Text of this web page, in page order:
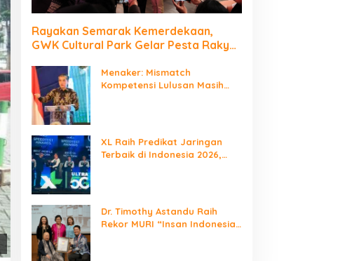
Rayakan Semarak Kemerdekaan,
GWK Cultural Park Gelar Pesta Rakyat
Menaker: Mismatch
Kompetensi Lulusan Masih
XL Raih Predikat Jaringan
Terbaik di Indonesia 2026,
Dr. Timothy Astandu Raih
Rekor MURI “Insan Indonesia